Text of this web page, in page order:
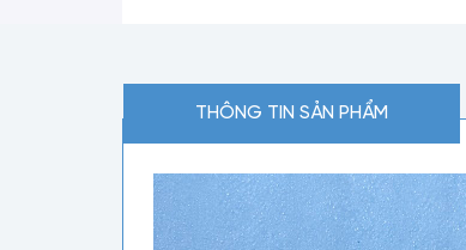
THÔNG TIN SẢN PHẨM